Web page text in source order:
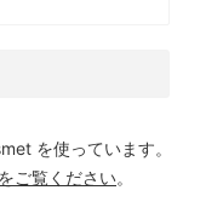
を使っています。
ご覧ください。